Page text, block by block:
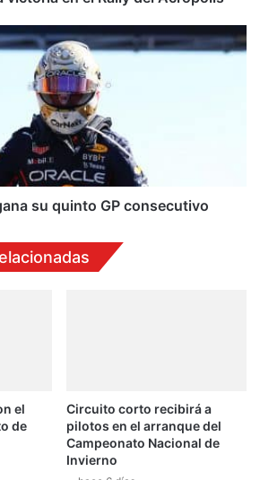
su quinto GP consecutivo
el
de
Circuito corto recibirá a
pilotos en el arranque del
Campeonato Nacional de
Invierno